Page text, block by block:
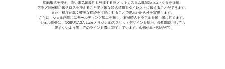
接触抵抗を抑え、高い電気伝導性を発揮する銀メッキカスタムIEM2pinコネクタを採用。
プラグ側同様に伝送ロスを抑えることで正確な音の情報をダイレクトに伝えることができます。
また、精度が高く確実な接続を可能にすることで優れた耐久性を実現します。
さらに、シェル内部にはモールディング加工を施し、着脱時のトラブルを最小限に抑えます。
シェル部分は、NOBUNAGA Labsオリジナルのスリットデザインを採用。長期間使用しても
消えないよう黒、赤のラインを溝に印字しています。(L側が黒・R側が赤)